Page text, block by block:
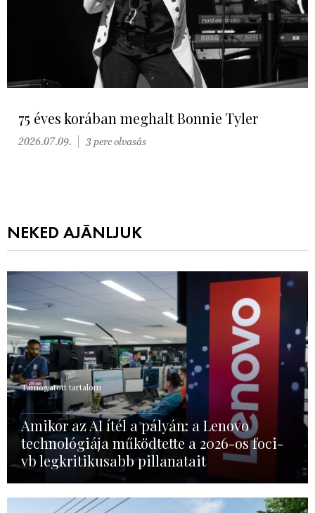
75 éves korában meghalt Bonnie Tyler
2026.07.09. 3 perc olvasás
NEKED AJÁNLJUK
Támogatott tartalom
Amikor az AI ítél a pályán: a Lenovo
technológiája működtette a 2026-os foci-
vb legkritikusabb pillanatait